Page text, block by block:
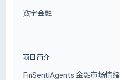
数字金融
项目简介
FinSentiAgents 金融市场情